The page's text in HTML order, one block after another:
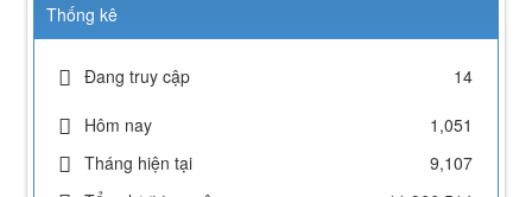
Thống kê
Đang truy cập 14
Hôm nay
1,051
Tháng hiện tại
9,107
112/QĐ-TCĐVHNT&DLNĐ
Quy định quy tắc ứng xử của nhà giáo trường Cao